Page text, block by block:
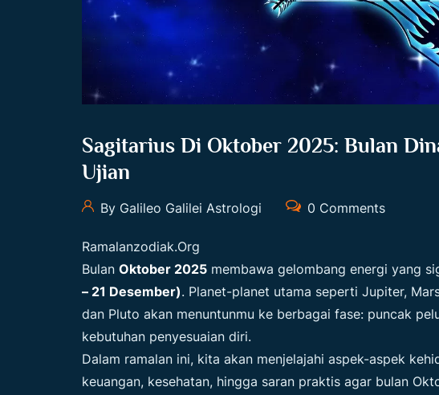
Sagitarius Di Oktober 2025: Bulan
Ujian
By Galileo Galilei Astrologi 0 Comments
Ramalanzodiak.org
Bulan Oktober 2025 membawa gelombang energi yang
– 21 Desember). Planet-planet utama seperti Jupiter,
dan Pluto akan menuntunmu ke berbagai fase: puncak
kebutuhan penyesuaian diri.
Dalam ramalan ini, kita akan menjelajahi aspek-aspek
keuangan, kesehatan, hingga saran praktis agar bulan